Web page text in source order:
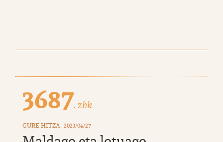
3687. zbk
GURE HITZA | 2023/04/27